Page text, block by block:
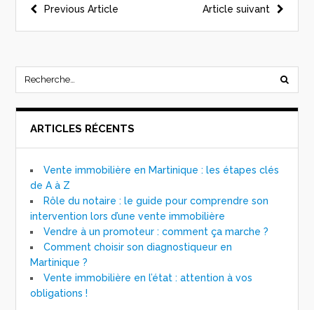
Article suivant
Previous Article
ARTICLES RÉCENTS
Vente immobilière en Martinique : les étapes clés
de A à Z
Rôle du notaire : le guide pour comprendre son
intervention lors d’une vente immobilière
Vendre à un promoteur : comment ça marche ?
Comment choisir son diagnostiqueur en
Martinique ?
Vente immobilière en l’état : attention à vos
obligations !